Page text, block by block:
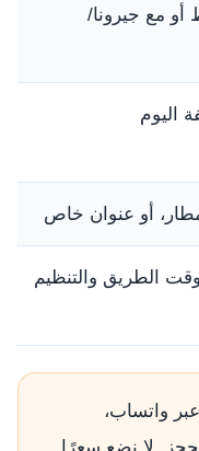
مع جيرونا/
اليوم
أو عنوان خاص
الطريق والتنظيم
واتساب،